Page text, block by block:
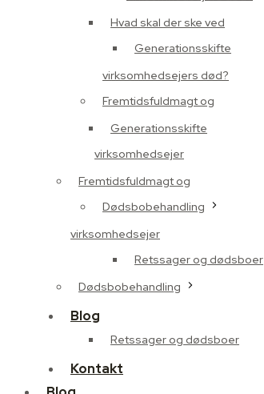
Generationsskifte
Fremtidsfuldmagt og
virksomhedsejer
Dødsbobehandling
Retssager og dødsboer
Blog
Kontakt
Hvad skal der ske ved
virksomhedsejers død?
Generationsskifte
Fremtidsfuldmagt og
virksomhedsejer
Dødsbobehandling
Retssager og dødsboer